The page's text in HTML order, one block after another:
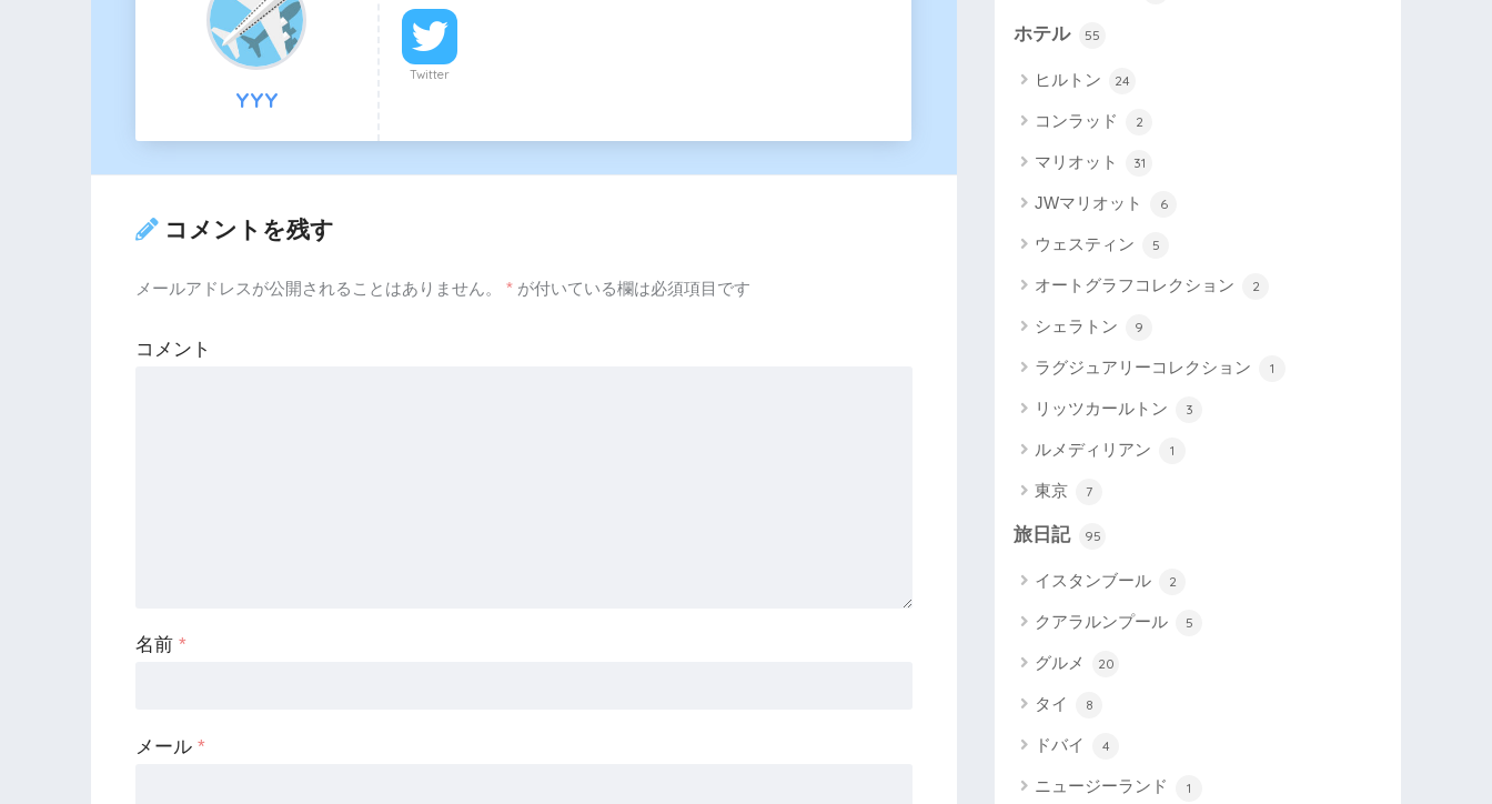
YYY
Twitter
コメントを残す
メールアドレスが公開されることはありません。 * が付いている欄は必須項目です
コメント
名前 *
メール *
ホテル 55
ヒルトン 24
コンラッド 2
マリオット 31
JWマリオット 6
ウェスティン 5
オートグラフコレクション 2
シェラトン 9
ラグジュアリーコレクション 1
リッツカールトン 3
ルメディリアン 1
東京 7
旅日記 95
イスタンブール 2
クアラルンプール 5
グルメ 20
タイ 8
ドバイ 4
ニュージーランド 1